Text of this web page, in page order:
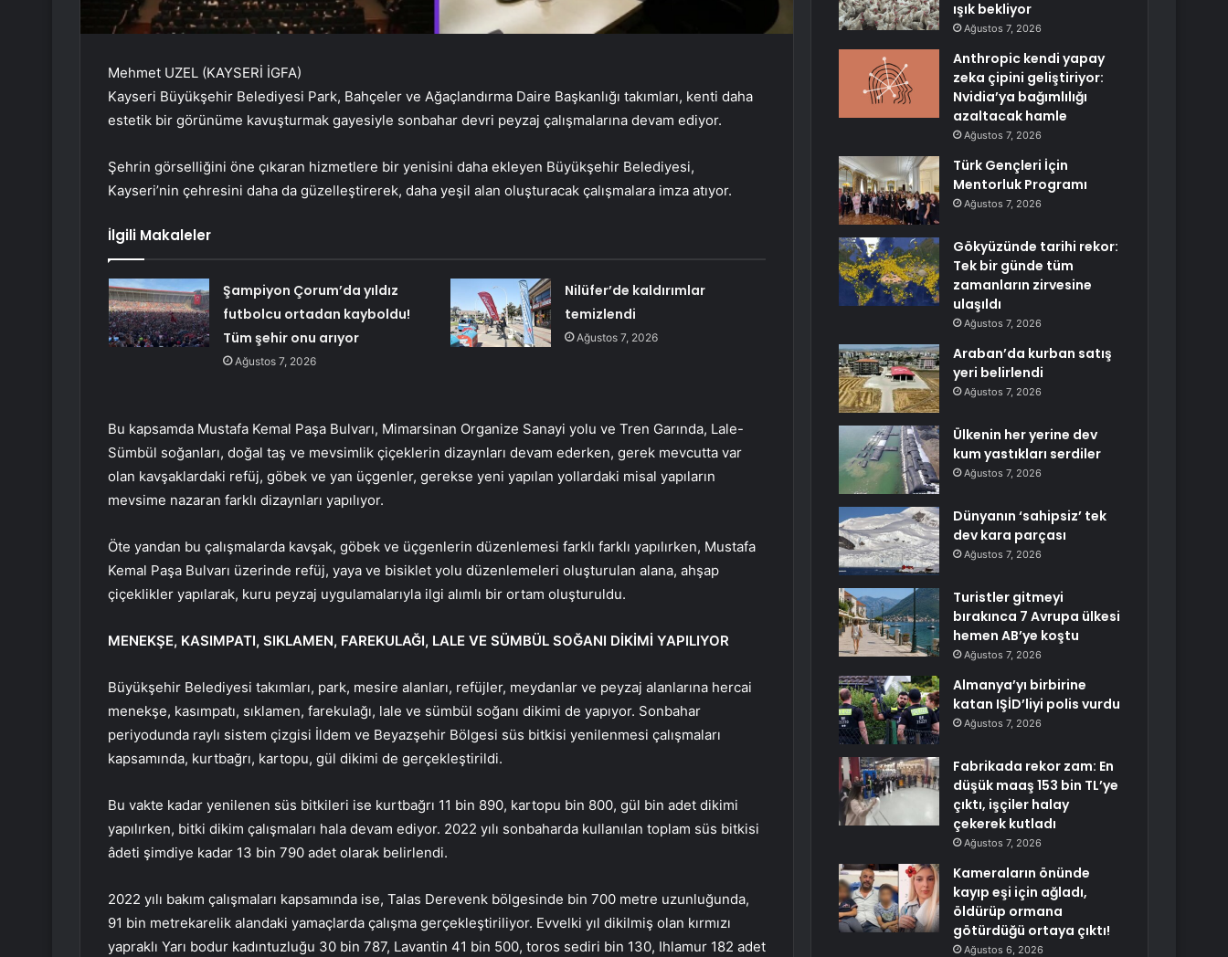
Mehmet UZEL (KAYSERİ İGFA)
Kayseri Büyükşehir Belediyesi Park, Bahçeler ve Ağaçlandırma Daire Başkanlığı takımları, kenti daha
estetik bir görünüme kavuşturmak gayesiyle sonbahar devri peyzaj çalışmalarına devam ediyor.
Şehrin görselliğini öne çıkaran hizmetlere bir yenisini daha ekleyen Büyükşehir Belediyesi,
Kayseri’nin çehresini daha da güzelleştirerek, daha yeşil alan oluşturacak çalışmalara imza atıyor.
İlgili Makaleler
Şampiyon Çorum’da yıldız
futbolcu ortadan kayboldu!
Tüm şehir onu arıyor
Ağustos 7, 2026
Nilüfer’de kaldırımlar
temizlendi
Ağustos 7, 2026
Bu kapsamda Mustafa Kemal Paşa Bulvarı, Mimarsinan Organize Sanayi yolu ve Tren Garında, Lale-
Sümbül soğanları, doğal taş ve mevsimlik çiçeklerin dizaynları devam ederken, gerek mevcutta var
olan kavşaklardaki refüj, göbek ve yan üçgenler, gerekse yeni yapılan yollardaki misal yapıların
mevsime nazaran farklı dizaynları yapılıyor.
Öte yandan bu çalışmalarda kavşak, göbek ve üçgenlerin düzenlemesi farklı farklı yapılırken, Mustafa
Kemal Paşa Bulvarı üzerinde refüj, yaya ve bisiklet yolu düzenlemeleri oluşturulan alana, ahşap
çiçeklikler yapılarak, kuru peyzaj uygulamalarıyla ilgi alımlı bir ortam oluşturuldu.
MENEKŞE, KASIMPATI, SIKLAMEN, FAREKULAĞI, LALE VE SÜMBÜL SOĞANI DİKİMİ YAPILIYOR
Büyükşehir Belediyesi takımları, park, mesire alanları, refüjler, meydanlar ve peyzaj alanlarına hercai
menekşe, kasımpatı, sıklamen, farekulağı, lale ve sümbül soğanı dikimi de yapıyor. Sonbahar
periyodunda raylı sistem çizgisi İldem ve Beyazşehir Bölgesi süs bitkisi yenilenmesi çalışmaları
kapsamında, kurtbağrı, kartopu, gül dikimi de gerçekleştirildi.
Bu vakte kadar yenilenen süs bitkileri ise kurtbağrı 11 bin 890, kartopu bin 800, gül bin adet dikimi
yapılırken, bitki dikim çalışmaları hala devam ediyor. 2022 yılı sonbaharda kullanılan toplam süs bitkisi
âdeti şimdiye kadar 13 bin 790 adet olarak belirlendi.
2022 yılı bakım çalışmaları kapsamında ise, Talas Derevenk bölgesinde bin 700 metre uzunluğunda,
91 bin metrekarelik alandaki yamaçlarda çalışma gerçekleştiriliyor. Evvelki yıl dikilmiş olan kırmızı
yapraklı Yarı bodur kadıntuzluğu 30 bin 787, Lavantin 41 bin 500, toros sediri bin 130, Ihlamur 182 adet
ışık bekliyor
Ağustos 7, 2026
Anthropic kendi yapay
zeka çipini geliştiriyor:
Nvidia’ya bağımlılığı
azaltacak hamle
Ağustos 7, 2026
Türk Gençleri İçin
Mentorluk Programı
Ağustos 7, 2026
Gökyüzünde tarihi rekor:
Tek bir günde tüm
zamanların zirvesine
ulaşıldı
Ağustos 7, 2026
Araban’da kurban satış
yeri belirlendi
Ağustos 7, 2026
Ülkenin her yerine dev
kum yastıkları serdiler
Ağustos 7, 2026
Dünyanın ‘sahipsiz’ tek
dev kara parçası
Ağustos 7, 2026
Turistler gitmeyi
bırakınca 7 Avrupa ülkesi
hemen AB’ye koştu
Ağustos 7, 2026
Almanya’yı birbirine
katan IŞİD’liyi polis vurdu
Ağustos 7, 2026
Fabrikada rekor zam: En
düşük maaş 153 bin TL’ye
çıktı, işçiler halay
çekerek kutladı
Ağustos 7, 2026
Kameraların önünde
kayıp eşi için ağladı,
öldürüp ormana
götürdüğü ortaya çıktı!
Ağustos 6, 2026